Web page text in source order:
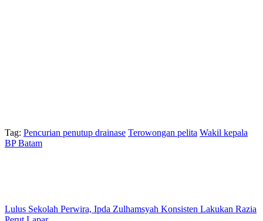
Tag: Pencurian penutup drainase Terowongan pelita Wakil kepala
BP Batam
Lulus Sekolah Perwira, Ipda Zulhamsyah Konsisten Lakukan Razia